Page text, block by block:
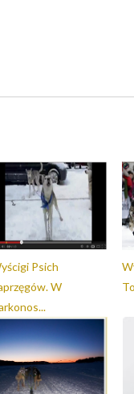
Psich
W